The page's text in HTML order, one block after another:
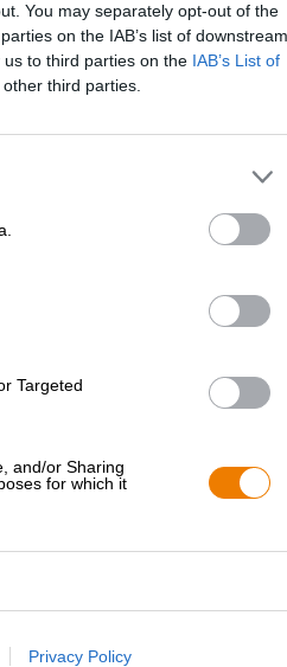
You may separately opt-out of the
on the IAB’s list of downstream
to third parties on the IAB’s List of
third parties.
Targeted
and/or Sharing
for which it
Privacy Policy
(3)
tot het verleden, vandaag
IPA-serie van Brewheart maakt
double dry-hopped double IPA
en krachtig. De limited edition is
in het meer heeft
te overbruggen, is het
in de middag en op warme
een zonnige gele tint en
van tropisch fruit vullen je neus.
kruidige specerijen. De
scoort Hopeye met mooie
die zich vermengt met de
alcoholpercentage van
hopliefhebbers die hun
veel hop bevat.